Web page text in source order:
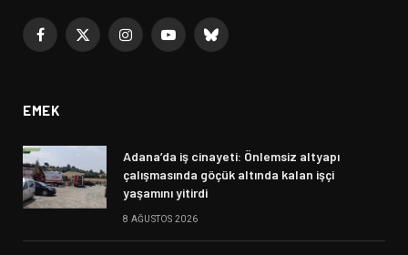
Facebook
X
InstagramYouTubeBluesky
EMEK
Adana’da iş cinayeti: Önlemsiz altyapı
çalışmasında göçük altında kalan işçi
yaşamını yitirdi
8 AĞUSTOS 2026